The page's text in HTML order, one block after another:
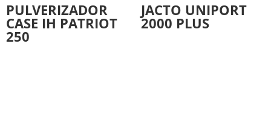
PULVERIZADOR
CASE IH PATRIOT
250
JACTO UNIPORT
2000 PLUS